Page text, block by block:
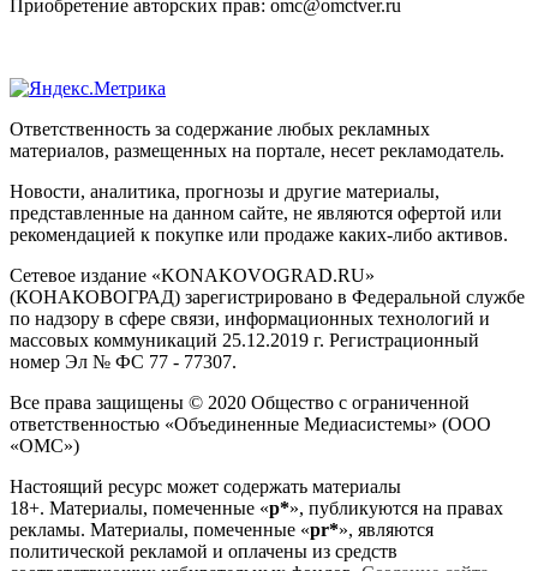
Приобретение авторских прав: omc@omctver.ru
Ответственность за содержание любых рекламных
материалов, размещенных на портале, несет рекламодатель.
Новости, аналитика, прогнозы и другие материалы,
представленные на данном сайте, не являются офертой или
рекомендацией к покупке или продаже каких-либо активов.
Сетевое издание «KONAKOVOGRAD.RU»
(КОНАКОВОГРАД) зарегистрировано в Федеральной службе
по надзору в сфере связи, информационных технологий и
массовых коммуникаций 25.12.2019 г. Регистрационный
номер Эл № ФС 77 - 77307.
Все права защищены © 2020 Общество с ограниченной
ответственностью «Объединенные Медиасистемы» (ООО
«ОМС»)
Настоящий ресурс может содержать материалы
18+. Материалы, помеченные «р*», публикуются на правах
рекламы. Материалы, помеченные «рr*», являются
политической рекламой и оплачены из средств